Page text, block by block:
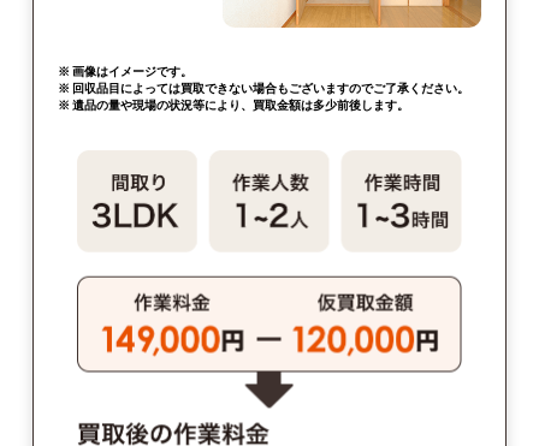
※ 画像はイメージです。
※ 回収品目によっては買取できない場合もございますのでご了承ください。
※ 遺品の量や現場の状況等により、買取金額は多少前後します。